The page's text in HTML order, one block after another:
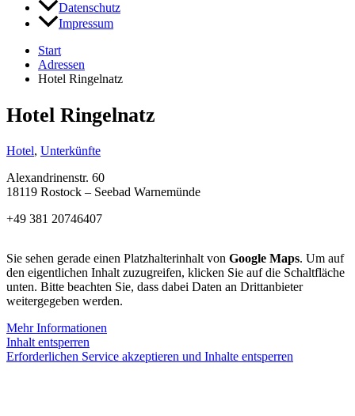
Datenschutz
Impressum
Start
Adressen
Hotel Ringelnatz
Hotel Ringelnatz
Hotel, Unterkünfte
Alexandrinenstr. 60
18119 Rostock – Seebad Warnemünde
+49 381 20746407
Sie sehen gerade einen Platzhalterinhalt von Google Maps. Um auf
den eigentlichen Inhalt zuzugreifen, klicken Sie auf die Schaltfläche
unten. Bitte beachten Sie, dass dabei Daten an Drittanbieter
weitergegeben werden.
Mehr Informationen
Inhalt entsperren
Erforderlichen Service akzeptieren und Inhalte entsperren